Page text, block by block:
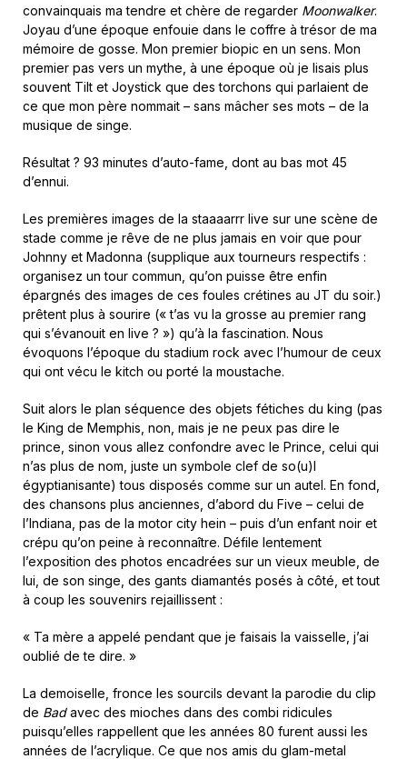
convainquais ma tendre et chère de regarder Moonwalker.
Joyau d’une époque enfouie dans le coffre à trésor de ma
mémoire de gosse. Mon premier biopic en un sens. Mon
premier pas vers un mythe, à une époque où je lisais plus
souvent Tilt et Joystick que des torchons qui parlaient de
ce que mon père nommait – sans mâcher ses mots – de la
musique de singe.
Résultat ? 93 minutes d’auto-fame, dont au bas mot 45
d’ennui.
Les premières images de la staaaarrr live sur une scène de
stade comme je rêve de ne plus jamais en voir que pour
Johnny et Madonna (supplique aux tourneurs respectifs :
organisez un tour commun, qu’on puisse être enfin
épargnés des images de ces foules crétines au JT du soir.)
prêtent plus à sourire (« t’as vu la grosse au premier rang
qui s’évanouit en live ? ») qu’à la fascination. Nous
évoquons l’époque du stadium rock avec l’humour de ceux
qui ont vécu le kitch ou porté la moustache.
Suit alors le plan séquence des objets fétiches du king (pas
le King de Memphis, non, mais je ne peux pas dire le
prince, sinon vous allez confondre avec le Prince, celui qui
n’as plus de nom, juste un symbole clef de so(u)l
égyptianisante) tous disposés comme sur un autel. En fond,
des chansons plus anciennes, d’abord du Five – celui de
l’Indiana, pas de la motor city hein – puis d’un enfant noir et
crépu qu’on peine à reconnaître. Défile lentement
l’exposition des photos encadrées sur un vieux meuble, de
lui, de son singe, des gants diamantés posés à côté, et tout
à coup les souvenirs rejaillissent :
« Ta mère a appelé pendant que je faisais la vaisselle, j’ai
oublié de te dire. »
La demoiselle, fronce les sourcils devant la parodie du clip
de Badavec des mioches dans des combi ridicules
puisqu’elles rappellent que les années 80 furent aussi les
années de l’acrylique. Ce que nos amis du glam-metal